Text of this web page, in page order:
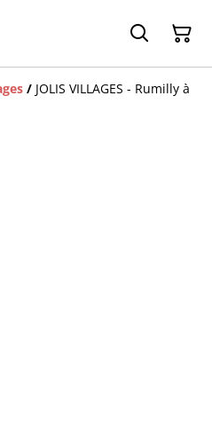
/ JOLIS VILLAGES - Rumilly à